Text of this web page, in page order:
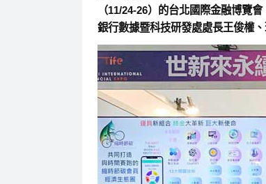
（11/24-26）的台北國際金融博覽
銀行數據暨科技研發處處長王俊權